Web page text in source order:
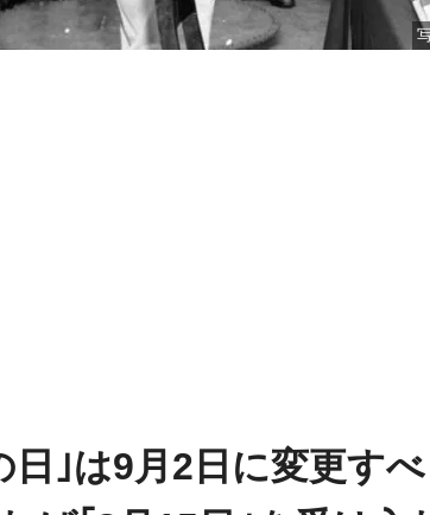
日｣は9月2日に変更す